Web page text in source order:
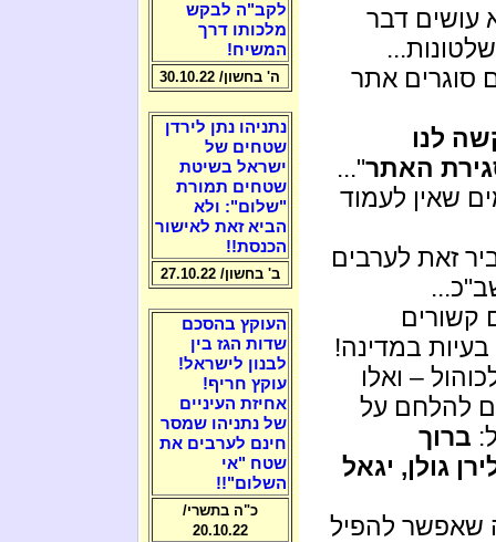
עושים דבר
סוגרים אתר
לנו
האתר"...
שאין לעמוד
זאת לערבים
קשורים
במדינה!
– ואלו
להלחם על
ברוך
גולן, יגאל
שאפשר להפיל
לקב"ה לבקש
מלכותו דרך
המשיח!
ה' בחשון/ 30.10.22
נתניהו נתן לירדן
שטחים של
ישראל בשיטת
שטחים תמורת
"שלום": ולא
הביא זאת לאישור
הכנסת!!
ב' בחשון/ 27.10.22
העוקץ בהסכם
שדות הגז בין
לבנון לישראל!
עוקץ חריף!
אחיזת העיניים
של נתניהו שמסר
חינם לערבים את
שטח "אי
השלום"!!
כ"ה בתשרי/
20.10.22